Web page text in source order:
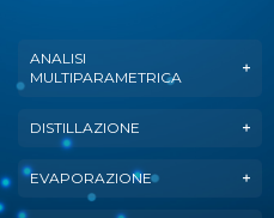
ANALISI
MULTIPARAMETRICA
DISTILLAZIONE
EVAPORAZIONE